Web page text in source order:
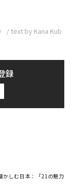
/ text by Kana Kub
録
かしむ日本：「21の魅力」